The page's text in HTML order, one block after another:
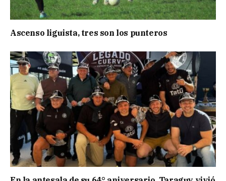
Ascenso liguista, tres son los punteros